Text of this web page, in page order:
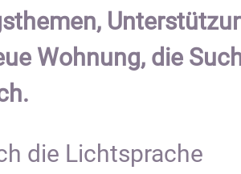
Wohnung, die
die Lichtsprache